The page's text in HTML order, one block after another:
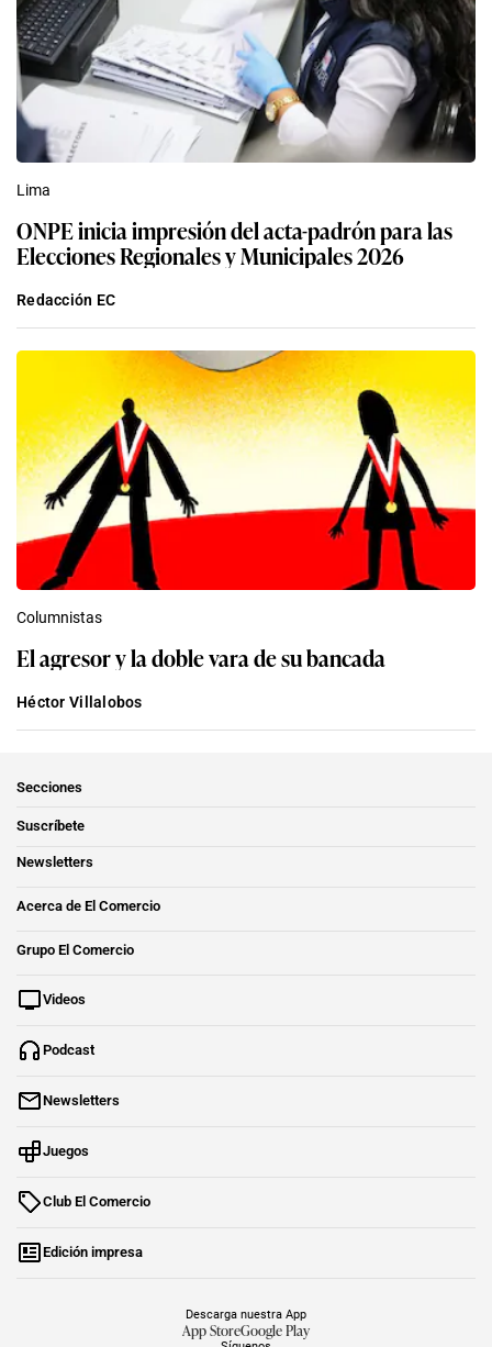
Lima
ONPE inicia impresión del acta-padrón para las
Elecciones Regionales y Municipales 2026
Redacción EC
Columnistas
El agresor y la doble vara de su bancada
Héctor Villalobos
Secciones
Suscríbete
Newsletters
Acerca de El Comercio
Grupo El Comercio
Videos
Podcast
Newsletters
Juegos
Club El Comercio
Edición impresa
Descarga nuestra App
App StoreGoogle Play